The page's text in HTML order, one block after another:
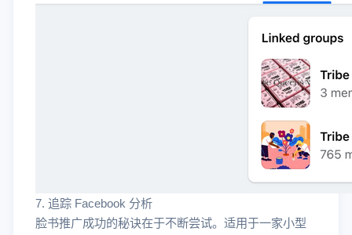
7. 追踪 Facebook 分析
脸书推广成功的秘诀在于不断尝试。适用于一家小型